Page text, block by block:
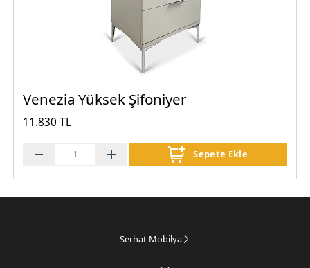
Venezia Yüksek Şifoniyer
11.830 TL
Sepete Ekle
Serhat Mobilya